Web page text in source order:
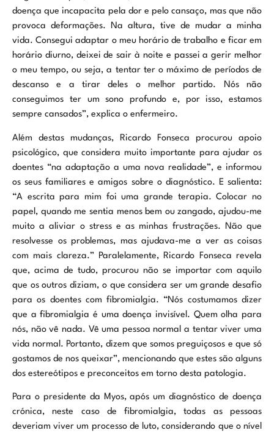
doença que incapacita pela dor e pelo cansaço, mas que não
provoca deformações. Na altura, tive de mudar a minha
vida. Consegui adaptar o meu horário de trabalho e ficar em
horário diurno, deixei de sair à noite e passei a gerir melhor
o meu tempo, ou seja, a tentar ter o máximo de períodos de
descanso e a tirar deles o melhor partido. Nós não
conseguimos ter um sono profundo e, por isso, estamos
sempre cansados”, explica o enfermeiro.
Além destas mudanças, Ricardo Fonseca procurou apoio
psicológico, que considera muito importante para ajudar os
doentes “na adaptação a uma nova realidade”, e informou
os seus familiares e amigos sobre o diagnóstico. E salienta:
“A escrita para mim foi uma grande terapia. Colocar no
papel, quando me sentia menos bem ou zangado, ajudou-me
muito a aliviar o stress e as minhas frustrações. Não que
resolvesse os problemas, mas ajudava-me a ver as coisas
com mais clareza.” Paralelamente, Ricardo Fonseca revela
que, acima de tudo, procurou não se importar com aquilo
que os outros diziam, o que considera ser um grande desafio
para os doentes com fibromialgia. “Nós costumamos dizer
que a fibromialgia é uma doença invisível. Quem olha para
nós, não vê nada. Vê uma pessoa normal a tentar viver uma
vida normal. Portanto, dizem que somos preguiçosos e que só
gostamos de nos queixar”, mencionando que estes são alguns
dos estereótipos e preconceitos em torno desta patologia.
Para o presidente da Myos, após um diagnóstico de doença
crónica, neste caso de fibromialgia, todas as pessoas
deveriam viver um processo de luto, considerando que o nível